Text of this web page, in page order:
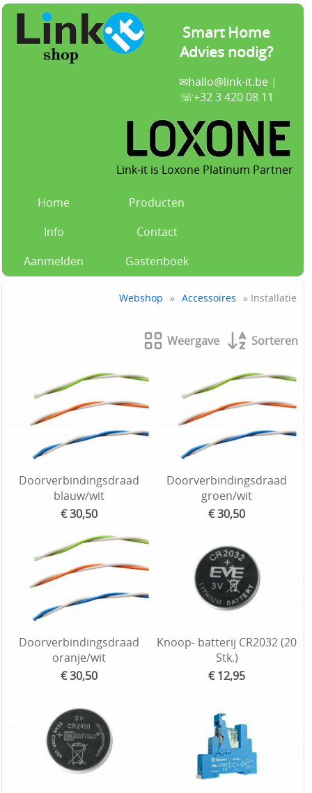
Smart Home
Advies nodig?
✉hallo@link-it.be|
☏+32 3 420 08 11
Link-it is Loxone Platinum Partner
Home
Producten
Info
Contact
Aanmelden
Gastenboek
Webshop » Accessoires » Installatie
Weergave Sorteren
Doorverbindingsdraad
blauw/wit
€ 30,50
Doorverbindingsdraad
groen/wit
€ 30,50
Doorverbindingsdraad
oranje/wit
€ 30,50
Knoop- batterij CR2032 (20
Stk.)
€ 12,95